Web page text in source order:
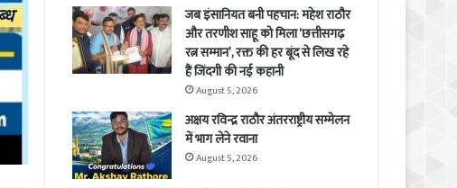
जब इंसानियत बनी पहचान: महेश राठौर
और तरणीश साहू को मिला ‘छत्तीसगढ़
रत्न सम्मान’, रक्त की हर बूंद से लिख रहे
हैं जिंदगी की नई कहानी
August 5, 2026
अक्षय रविन्द्र राठौर अंतरराष्ट्रीय सम्मेलन
में भाग लेने रवाना
August 5, 2026